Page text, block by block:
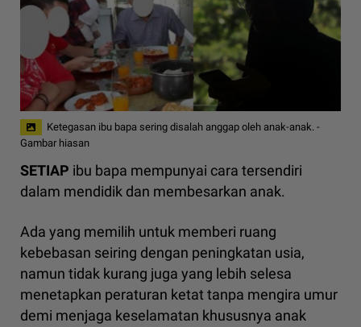
Ketegasan ibu bapa sering disalah anggap oleh anak-anak. -
Gambar hiasan
SETIAP ibu bapa mempunyai cara tersendiri
dalam mendidik dan membesarkan anak.
Ada yang memilih untuk memberi ruang
kebebasan seiring dengan peningkatan usia,
namun tidak kurang juga yang lebih selesa
menetapkan peraturan ketat tanpa mengira umur
demi menjaga keselamatan khususnya anak